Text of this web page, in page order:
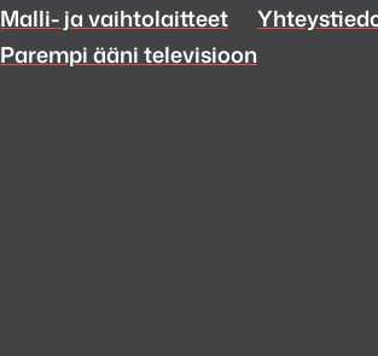
Malli- ja vaihtolaitteet
Parempi ääni televisioon